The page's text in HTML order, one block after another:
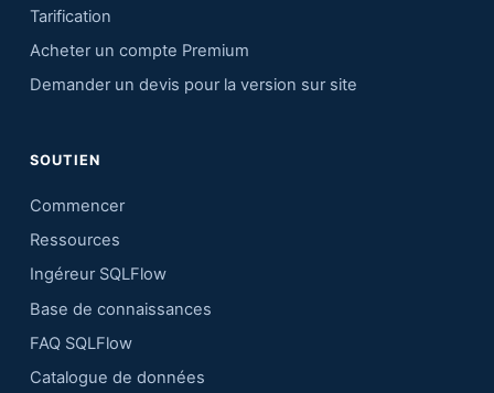
Tarification
Acheter un compte Premium
Demander un devis pour la version sur site
SOUTIEN
Commencer
Ressources
Ingéreur SQLFlow
Base de connaissances
FAQ SQLFlow
Catalogue de données